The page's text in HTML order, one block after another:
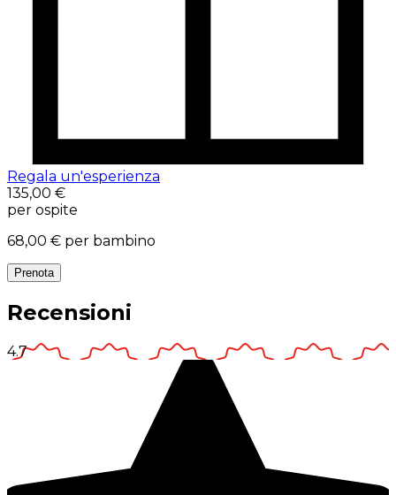
Regala un'esperienza
135,00 €
per ospite
68,00 € per bambino
Prenota
Recensioni
4.7